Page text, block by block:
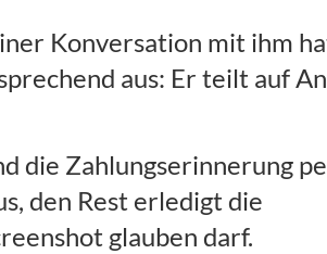
Konversation mit ihm
aus: Er teilt auf
die Zahlungserinnerung
den Rest erledigt die
glauben darf.